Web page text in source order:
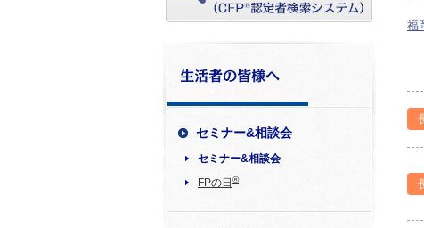
セミナー&相談会
セミナー&相談会
FPの日 ®
福